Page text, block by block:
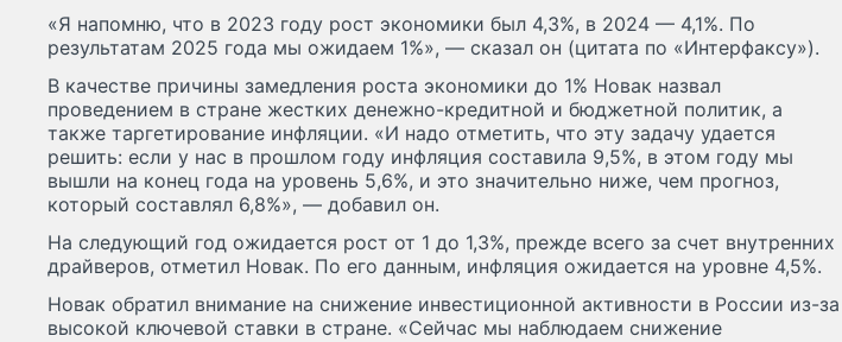
«Я напомню, что в 2023 году рост экономики был 4,3%, в 2024 — 4,1%. По
результатам 2025 года мы ожидаем 1%», — сказал он (цитата по «Интерфаксу»).
В качестве причины замедления роста экономики до 1% Новак назвал
проведением в стране жестких денежно-кредитной и бюджетной политик, а
также таргетирование инфляции. «И надо отметить, что эту задачу удается
решить: если у нас в прошлом году инфляция составила 9,5%, в этом году мы
вышли на конец года на уровень 5,6%, и это значительно ниже, чем прогноз,
который составлял 6,8%», — добавил он.
На следующий год ожидается рост от 1 до 1,3%, прежде всего за счет внутренних
драйверов, отметил Новак. По его данным, инфляция ожидается на уровне 4,5%.
Новак обратил внимание на снижение инвестиционной активности в России из-за
высокой ключевой ставки в стране. «Сейчас мы наблюдаем снижение